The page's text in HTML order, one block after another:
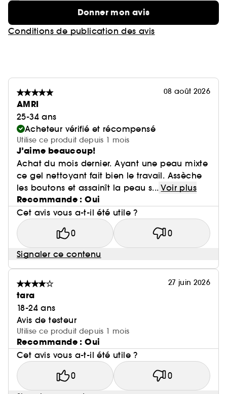
Donner mon avis
Conditions de publication des avis
08 août 2026
AMRI
25-34 ans
Acheteur vérifié et récompensé
Utilise ce produit depuis 1 mois
J’aime beaucoup!
Achat du mois dernier. Ayant une peau mixte
ce gel nettoyant fait bien le travail. Assèche
les boutons et assainît la peau s... Voir plus
Recommande : Oui
Cet avis vous a-t-il été utile ?
0 0
Signaler ce contenu
27 juin 2026
tara
18-24 ans
Avis de testeur
Utilise ce produit depuis 1 mois
Recommande : Oui
Cet avis vous a-t-il été utile ?
0 0